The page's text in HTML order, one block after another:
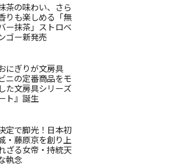
茶の味わい、さら
りも楽しめる「無
ー抹茶」ストロベ
ゴー新発売
にぎりが文房具
ニの定番商品をモ
た文房具シリーズ
ト』誕生
定で脚光！日本初
・藤原京を創り上
ざる女帝・持統天
執念